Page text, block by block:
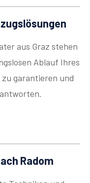
aus Graz stehen
Ablauf Ihres
zu garantieren und
Radom